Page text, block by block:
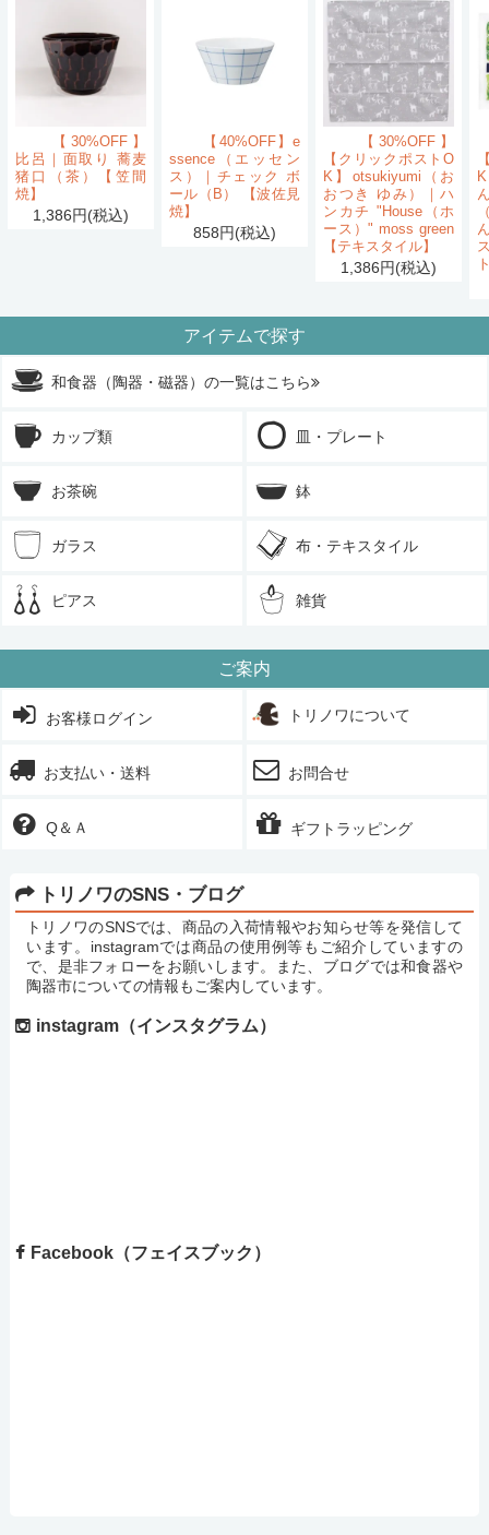
【30%OFF】
比呂｜面取り 蕎麦
猪口（茶）【笠間
焼】
1,386円(税込)
【40%OFF】e
ssence（エッセン
ス）｜チェック ボ
ール（B） 【波佐見
焼】
858円(税込)
【30%OFF】
【クリックポストO
K】otsukiyumi（お
おつき ゆみ）｜ハ
ンカチ "House（ホ
ース）" moss green
【テキスタイル】
1,386円(税込)
アイテムで探す
和食器（陶器・磁器）の一覧はこちら
カップ類 皿・プレート
お茶碗 鉢
ガラス 布・テキスタイル
ピアス 雑貨
ご案内
お客様ログイン トリノワについて
お支払い・送料 お問合せ
Q＆Ａ ギフトラッピング
トリノワのSNS・ブログ
トリノワのSNSでは、商品の入荷情報やお知らせ等を発信して
います。instagramでは商品の使用例等もご紹介していますの
で、是非フォローをお願いします。また、ブログでは和食器や
陶器市についての情報もご案内しています。
instagram（インスタグラム）
Facebook（フェイスブック）